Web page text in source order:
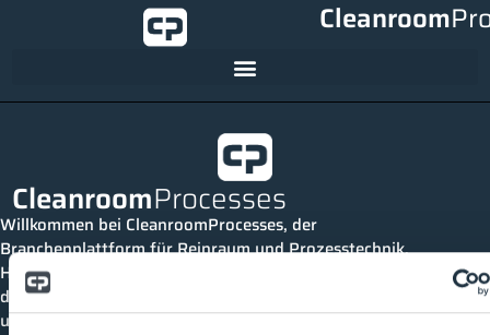
Cleanroom
CleanroomProcesses
Willkommen bei CleanroomProcesses, der
Branchenplattform für Reinraum und Prozesstechnik.
Hier bleibst du immer auf dem neuesten Stand, kannst
dich mit anderen verknüpfen und alle relevanten Themen
und Events der Branche entdecken.